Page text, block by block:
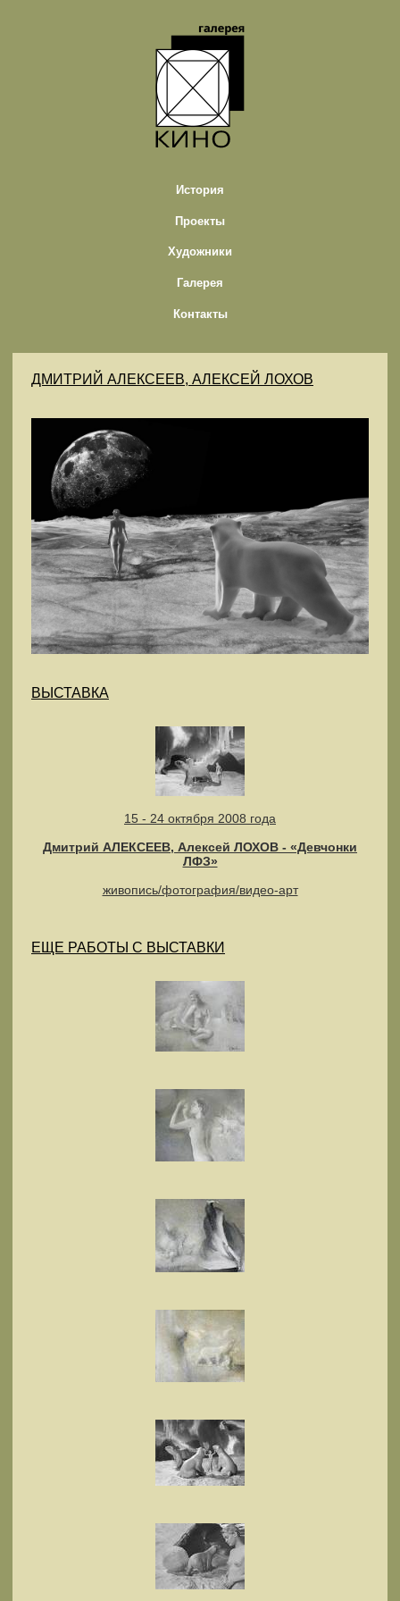
История
Проекты
Художники
Галерея
Контакты
ДМИТРИЙ АЛЕКСЕЕВ, АЛЕКСЕЙ ЛОХОВ
ВЫСТАВКА
15 - 24 октября 2008 года
Дмитрий АЛЕКСЕЕВ, Алексей ЛОХОВ - «Девчонки
ЛФЗ»
живопись/фотография/видео-арт
ЕЩЕ РАБОТЫ С ВЫСТАВКИ